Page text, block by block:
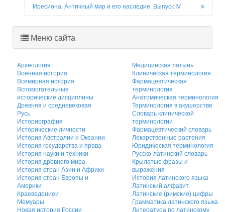
Иресиона. Античный мир и его наследие. Выпуск IV
Меню сайта
Археология
Военная история
Всемирная история
Вспомогательные
исторические дисциплины
Древняя и средневековая
Русь
Историография
Исторические личности
История Австралии и Океании
История государства и права
История науки и техники
История древнего мира
История стран Азии и Африки
История стран Европы и
Америки
Краеведениеи
Мемуары
Новая история России
Медицинская латынь
Клиническая терминология
Фармацевтическая
терминология
Анатомическая терминология
Терминология в акушерстве
Словарь клинической
терминологии
Фармацевтический словарь
Лекарственные растения
Юридическая терминология
Русско-латинский словарь
Крылатые фразы и
выражения
История латинского языка
Латинский алфавит
Латинские (римские) цифры
Грамматика латинского языка
Литература по латинскому